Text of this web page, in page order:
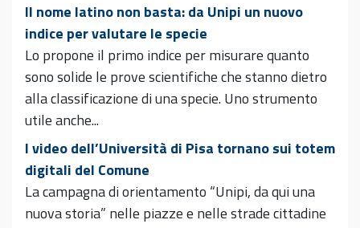
Il nome latino non basta: da Unipi un nuovo
indice per valutare le specie
Lo propone il primo indice per misurare quanto
sono solide le prove scientifiche che stanno dietro
alla classificazione di una specie. Uno strumento
utile anche...
I video dell’Università di Pisa tornano sui totem
digitali del Comune
La campagna di orientamento “Unipi, da qui una
nuova storia” nelle piazze e nelle strade cittadine